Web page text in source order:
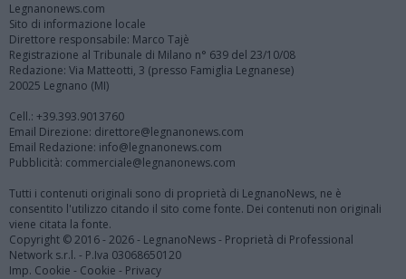
Legnanonews.com
Sito di informazione locale
Direttore responsabile: Marco Tajè
Registrazione al Tribunale di Milano n° 639 del 23/10/08
Redazione: Via Matteotti, 3 (presso Famiglia Legnanese)
20025 Legnano (MI)
Cell.: +39.393.9013760
Email Direzione: direttore@legnanonews.com
Email Redazione: info@legnanonews.com
Pubblicità: commerciale@legnanonews.com
Tutti i contenuti originali sono di proprietà di LegnanoNews, ne è
consentito l'utilizzo citando il sito come fonte. Dei contenuti non originali
viene citata la fonte.
Copyright © 2016 - 2026 - LegnanoNews - Proprietà di Professional
Network s.r.l. - P.Iva 03068650120
Imp. Cookie - Cookie - Privacy